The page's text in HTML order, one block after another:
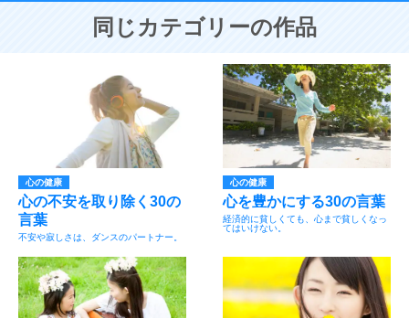
同じカテゴリーの作品
心の健康
心の不安を取り除く30の
言葉
不安や寂しさは、ダンスのパートナー。
心の健康
心を豊かにする30の言葉
経済的に貧しくても、心まで貧しくなっ
てはいけない。